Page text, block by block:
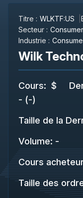
Titre : WLKTF:US
Secteur :
Industrie :
Wilk
Cours: $
- (-)
Taille de la
Volume: -
Cours
Taille des